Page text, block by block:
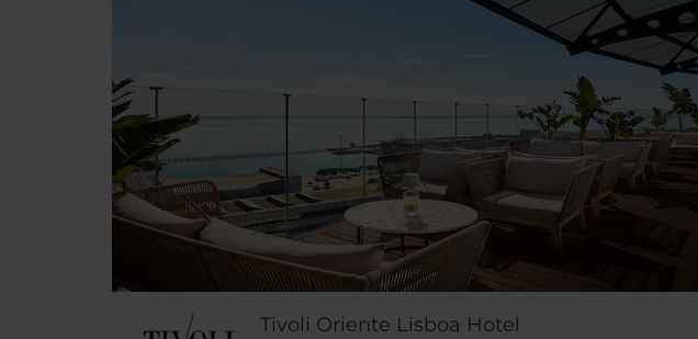
Übernachten Sie im allerersten Tivoli Hotel, dem Tivoli Avenida Liberdade
Lisboa, mit herrlicher Lage an Lissabons prächtigster Avenue. Das Hotel
wurde 1933 eröffnet und war über 30 Jahre lang die Heimat der späteren
portugiesischen Schauspielerin und Ikone Beatriz Costa. Heute ist es von
gehobenen Geschäften, Restaurants und Bars umgeben und nur Minuten
von den pulsierenden Vierteln Principe Real, Baixa und Chiado entfernt.
Dank seiner idealen zentralen Lage erreichen Sie alle wichtigen
Sehenswürdigkeiten Lissabons in wenigen Gehminuten.
Jetzt buchen
Infos anzeigen
Tivoli Oriente Lisboa Hotel